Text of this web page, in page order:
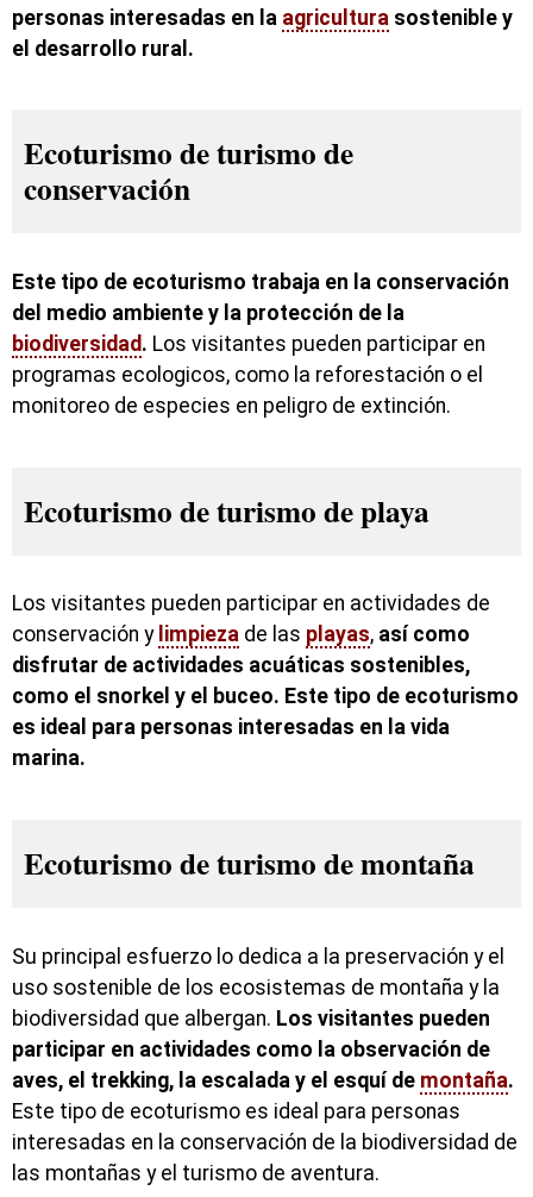
personas interesadas en la agricultura sostenible y
el desarrollo rural.
Ecoturismo de turismo de
conservación
Este tipo de ecoturismo trabaja en la conservación
del medio ambiente y la protección de la
biodiversidad. Los visitantes pueden participar en
programas ecologicos, como la reforestación o el
monitoreo de especies en peligro de extinción.
Ecoturismo de turismo de playa
Los visitantes pueden participar en actividades de
conservación y limpieza de las playas, así como
disfrutar de actividades acuáticas sostenibles,
como el snorkel y el buceo. Este tipo de ecoturismo
es ideal para personas interesadas en la vida
marina.
Ecoturismo de turismo de montaña
Su principal esfuerzo lo dedica a la preservación y el
uso sostenible de los ecosistemas de montaña y la
biodiversidad que albergan. Los visitantes pueden
participar en actividades como la observación de
aves, el trekking, la escalada y el esquí de montaña.
Este tipo de ecoturismo es ideal para personas
interesadas en la conservación de la biodiversidad de
las montañas y el turismo de aventura.